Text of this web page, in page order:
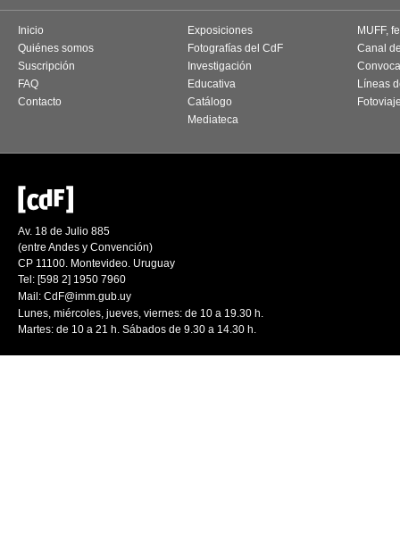
Inicio
Quiénes somos
Suscripción
FAQ
Contacto
Exposiciones
Fotografías del CdF
Investigación
Educativa
Catálogo
Mediateca
MUFF,
Canal
Líneas
Av. 18 de Julio 885
(entre Andes y Convención)
CP 11100. Montevideo. Uruguay
Tel: [598 2] 1950 7960
Mail: CdF@imm.gub.uy
Lunes, miércoles, jueves, viernes: de 10 a 19.30 h.
Martes: de 10 a 21 h. Sábados de 9.30 a 14.30 h.